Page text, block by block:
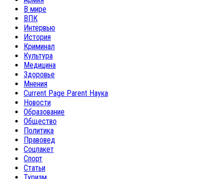
В мире
ВПК
Интервью
История
Криминал
Культура
Медицина
Здоровье
Мнения
Current Page Parent Наука
Новости
Образование
Общество
Политика
Правовед
Соцпакет
Спорт
Статьи